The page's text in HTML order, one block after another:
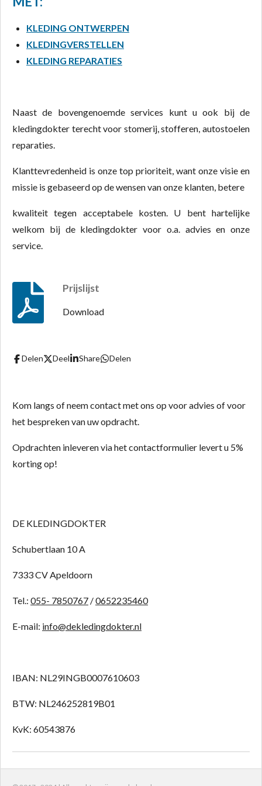
KLEDING ONTWERPEN
KLEDINGVERSTELLEN
KLEDING REPARATIES
Naast de bovengenoemde services kunt u ook bij de
kledingdokter terecht voor stomerij, stofferen, autostoelen
reparaties.
Klanttevredenheid is onze top prioriteit, want onze visie en
missie is gebaseerd op de wensen van onze klanten, betere
kwaliteit tegen acceptabele kosten. U bent hartelijke
welkom bij de kledingdokter voor o.a. advies en onze
service.
Prijslijst
Download
Delen Deel Share Delen
Kom langs of neem contact met ons op voor advies of voor
het bespreken van uw opdracht.
Opdrachten inleveren via het contactformulier levert u 5%
korting op!
DE KLEDINGDOKTER
Schubertlaan 10 A
7333 CV Apeldoorn
Tel.: 055- 7850767 /0652235460
E-mail: info@dekledingdokter.nl
IBAN: NL29INGB0007610603
BTW: NL246252819B01
KvK: 60543876